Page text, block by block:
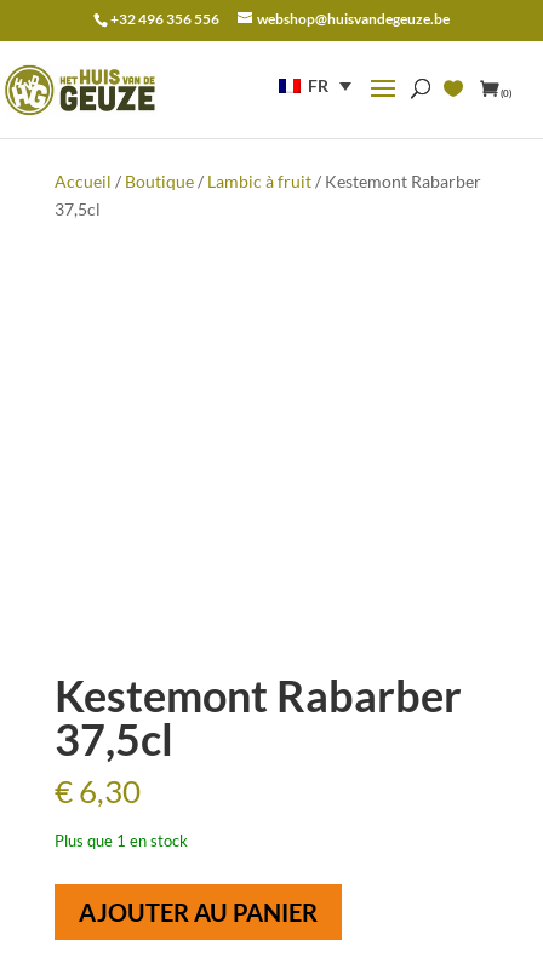
+32 496 356 556 webshop@huisvandegeuze.be
FR (0)
pour :
Accueil / Boutique/ Lambic à fruit/ Kestemont Rabarber
37,5cl
Kestemont Rabarber
37,5cl
€6,30
Plus que 1 en stock
AJOUTER AU PANIER